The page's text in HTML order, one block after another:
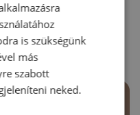
is szükségünk
más
szabott
neked.